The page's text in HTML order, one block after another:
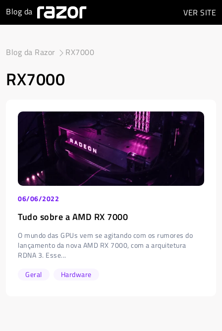
Blog da VER SITE
Blog da Razor RX7000
RX7000
06/06/2022
Tudo sobre a AMD RX 7000
O mundo das GPUs vem se agitando com os rumores do
lançamento da nova AMD RX 7000, com a arquitetura
RDNA 3. Esse...
Geral
Hardware